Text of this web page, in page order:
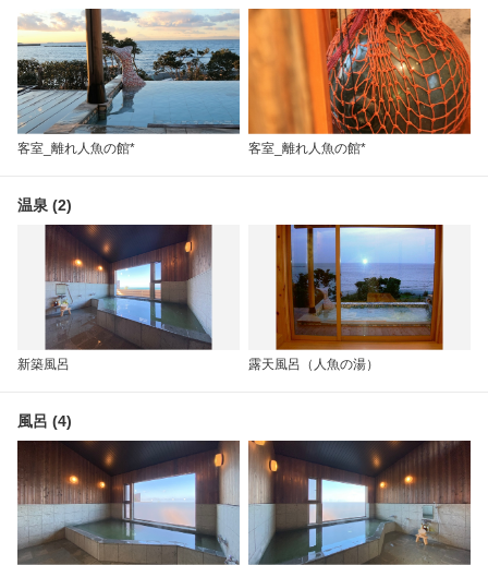
客室_離れ人魚の館* 客室_離れ人魚の館*
温泉 (2)
新築風呂 露天風呂（人魚の湯）
風呂 (4)